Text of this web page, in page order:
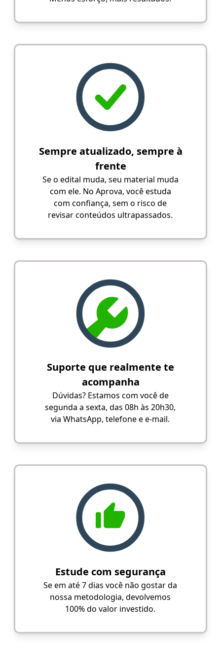
Sempre atualizado, sempre à
frente
Se o edital muda, seu material muda
com ele. No Aprova, você estuda
com confiança, sem o risco de
revisar conteúdos ultrapassados.
Suporte que realmente te
acompanha
Dúvidas? Estamos com você de
segunda a sexta, das 08h às 20h30,
via WhatsApp, telefone e e-mail.
Estude com segurança
Se em até 7 dias você não gostar da
nossa metodologia, devolvemos
100% do valor investido.